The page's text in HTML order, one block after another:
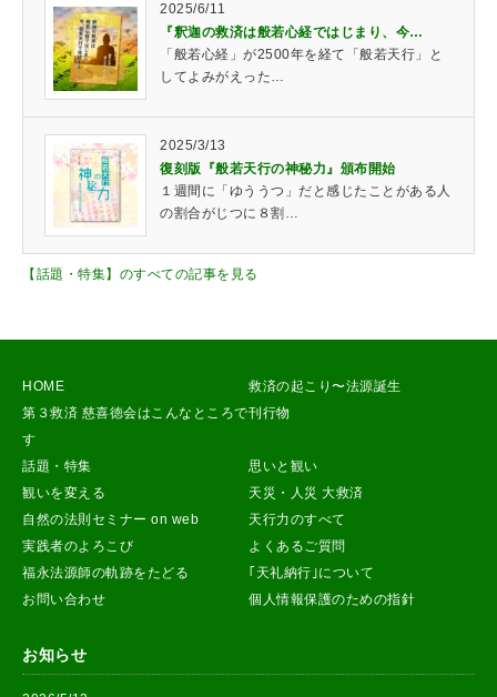
2025/6/11
『釈迦の救済は般若心経ではじまり、今…
「般若心経」が2500年を経て「般若天行」と
してよみがえった…
2025/3/13
復刻版『般若天行の神秘力』頒布開始
１週間に「ゆううつ」だと感じたことがある人
の割合がじつに８割…
【話題・特集】のすべての記事を見る
HOME
救済の起こり〜法源誕生
第３救済 慈喜徳会はこんなところで
す
刊行物
話題・特集
思いと観い
観いを変える
天災・人災 大救済
自然の法則セミナー on web
天行力のすべて
実践者のよろこび
よくあるご質問
福永法源師の軌跡をたどる
｢天礼納行｣について
お問い合わせ
個人情報保護のための指針
お知らせ